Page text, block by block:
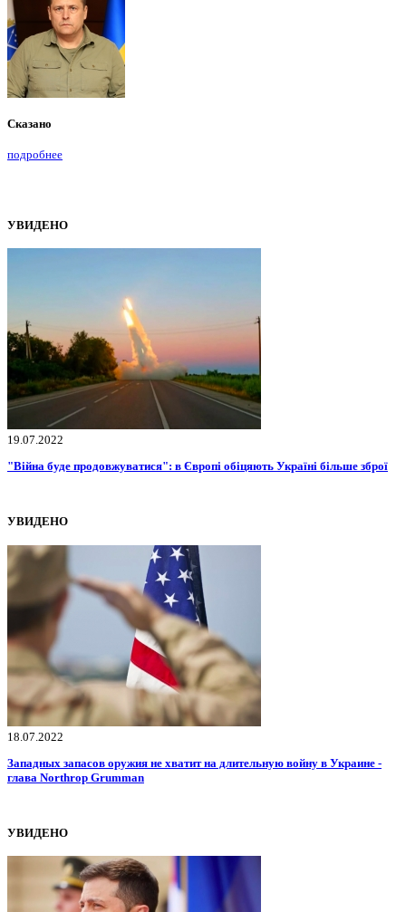
Сказано
подробнее
УВИДЕНО
19.07.2022
"Війна буде продовжуватися": в Європі обіцяють Україні більше зброї
УВИДЕНО
18.07.2022
Западных запасов оружия не хватит на длительную войну в Украине -
глава Northrop Grumman
УВИДЕНО